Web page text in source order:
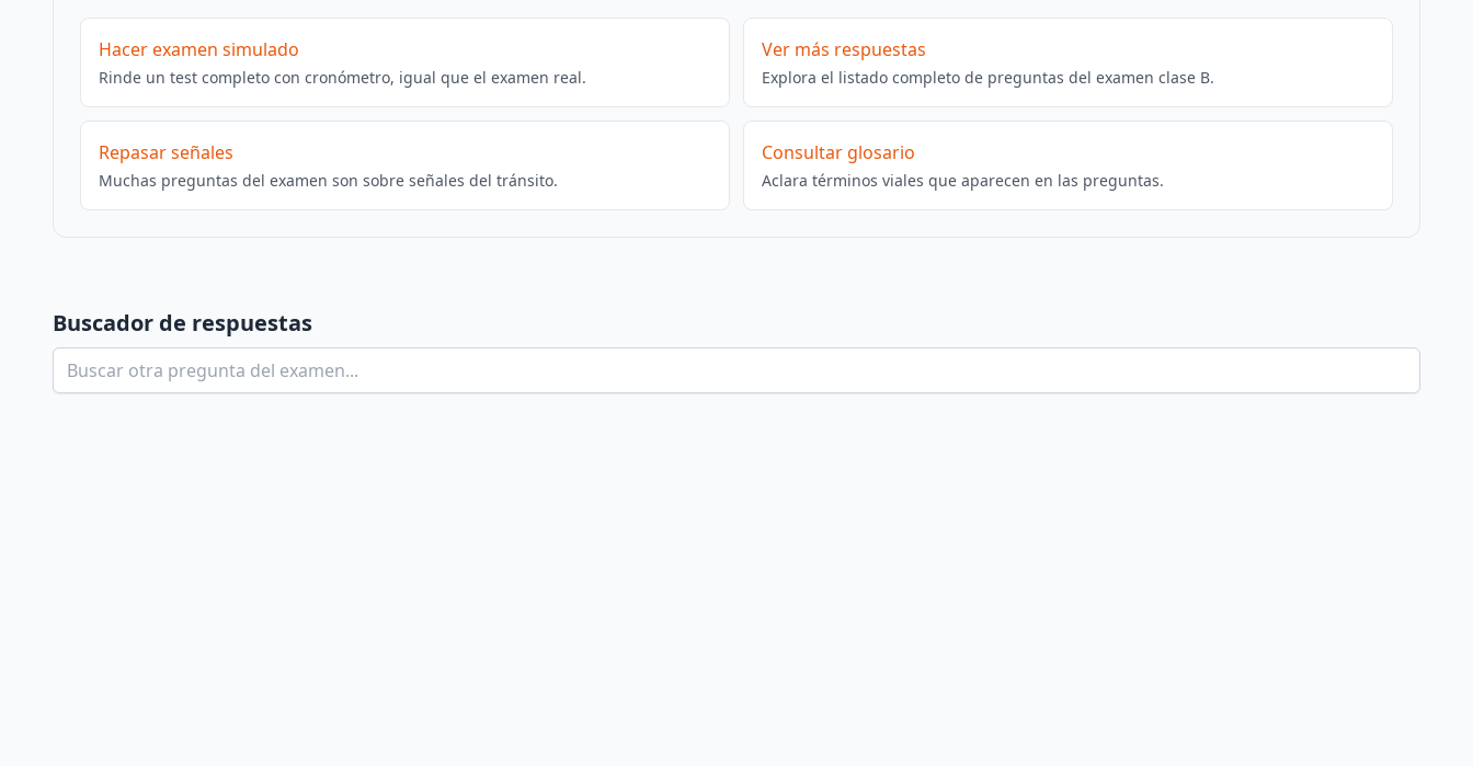
Hacer examen simulado
Rinde un test completo con cronómetro, igual que el examen real.
Ver más respuestas
Explora el listado completo de preguntas del examen clase B.
Repasar señales
Muchas preguntas del examen son sobre señales del tránsito.
Consultar glosario
Aclara términos viales que aparecen en las preguntas.
Buscador de respuestas